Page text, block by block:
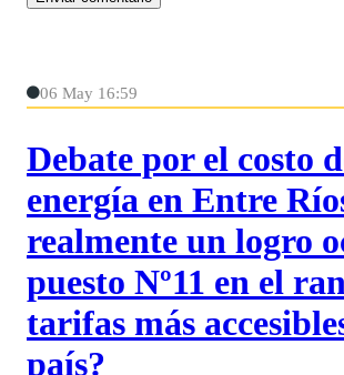
06 May 16:59
Debate por el costo
energía en Entre
realmente un logro
puesto Nº11 en el
tarifas más
país?